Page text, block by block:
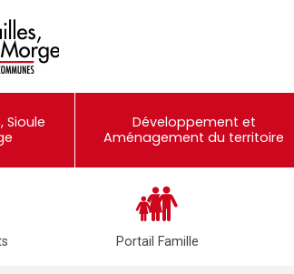
Sioule
Développement et
Aménagement du territoire
Portail Famille